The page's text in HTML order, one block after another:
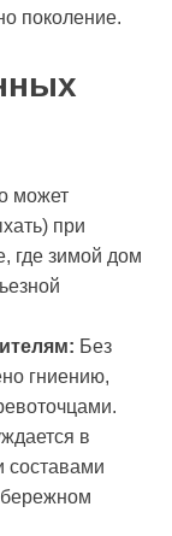
поколение.
может
при
где зимой дом
Без
гниению,
в
составами